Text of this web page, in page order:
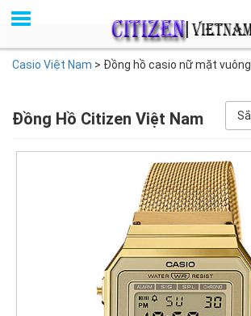
Casio Việt Nam > Đồng hồ casio nữ mặt vuông
Đồng Hồ Citizen Việt Nam